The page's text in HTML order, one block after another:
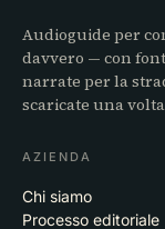
Audioguide per
davvero — con
narrate per la
scaricate una
AZIENDA
Chi siamo
Processo editoriale